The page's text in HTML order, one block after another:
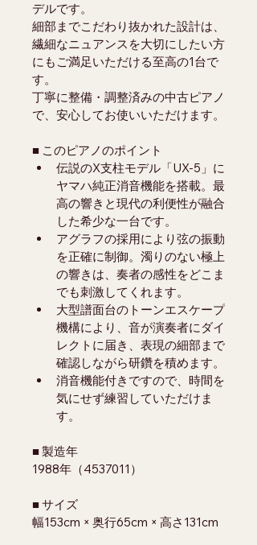
デルです。
細部までこだわり抜かれた設計は、
繊細なニュアンスを大切にしたい方
にもご満足いただける至高の1台で
す。
丁寧に整備・調整済みの中古ピアノ
で、安心してお使いいただけます。
■ このピアノのポイント
伝説のX支柱モデル「UX-5」に
ヤマハ純正消音機能を搭載。最
高の響きと現代の利便性が融合
した希少な一台です。
アグラフの採用により弦の振動
を正確に制御。濁りのない極上
の響きは、奏者の感性をどこま
でも刺激してくれます。
大型譜面台のトーンエスケープ
機構により、音が演奏者にダイ
レクトに届き、表現の細部まで
確認しながら研鑽を積めます。
消音機能付きですので、時間を
気にせず練習していただけま
す。
■ 製造年
1988年（4537011）
■ サイズ
幅153cm × 奥行65cm × 高さ131cm